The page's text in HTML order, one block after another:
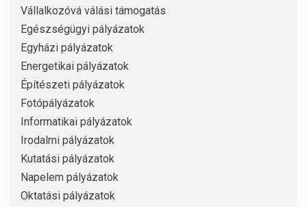
Vállalkozóvá válási támogatás
Egészségügyi pályázatok
Egyházi pályázatok
Energetikai pályázatok
Építészeti pályázatok
Fotópályázatok
Informatikai pályázatok
Irodalmi pályázatok
Kutatási pályázatok
Napelem pályázatok
Oktatási pályázatok